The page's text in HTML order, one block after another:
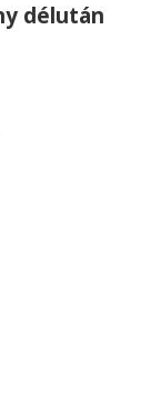
délután